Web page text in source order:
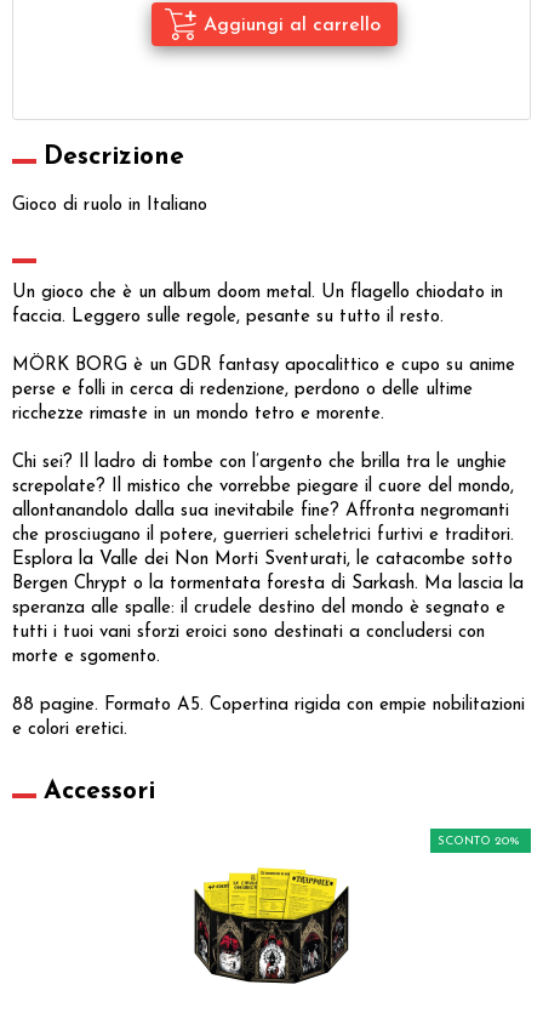
Descrizione
Gioco di ruolo in Italiano
Un gioco che è un album doom metal. Un flagello chiodato in
faccia. Leggero sulle regole, pesante su tutto il resto.
MÖRK BORG è un GDR fantasy apocalittico e cupo su anime
perse e folli in cerca di redenzione, perdono o delle ultime
ricchezze rimaste in un mondo tetro e morente.
Chi sei? Il ladro di tombe con l’argento che brilla tra le unghie
screpolate? Il mistico che vorrebbe piegare il cuore del mondo,
allontanandolo dalla sua inevitabile fine? Affronta negromanti
che prosciugano il potere, guerrieri scheletrici furtivi e traditori.
Esplora la Valle dei Non Morti Sventurati, le catacombe sotto
Bergen Chrypt o la tormentata foresta di Sarkash. Ma lascia la
speranza alle spalle: il crudele destino del mondo è segnato e
tutti i tuoi vani sforzi eroici sono destinati a concludersi con
morte e sgomento.
88 pagine. Formato A5. Copertina rigida con empie nobilitazioni
e colori eretici.
Accessori
SCONTO 20%